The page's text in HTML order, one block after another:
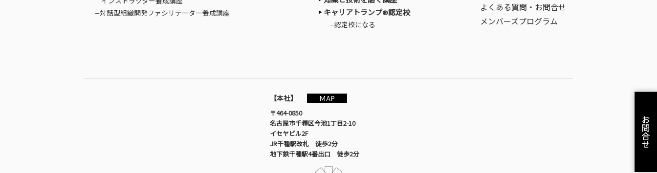
—対話型組織開発ファシリテーター養成講座
キャリアトランプ®認定校
—認定校になる
よくある質問・お問合せ
メンバーズプログラム
【本社】
MAP
〒464-0850
名古屋市千種区今池1丁目2-10
イセヤビル2F
JR千種駅改札 徒歩2分
地下鉄千種駅4番出口 徒歩2分